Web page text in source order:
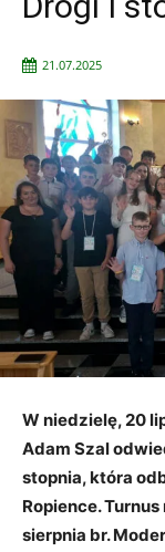
21.07.2025
W niedzielę, 20
Adam Szal
stopnia, która
Ropience.
sierpnia br.